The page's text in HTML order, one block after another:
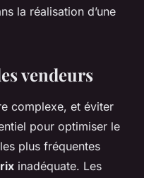
la réalisation d’une
vendeurs
complexe, et éviter
pour optimiser le
plus fréquentes
inadéquate. Les